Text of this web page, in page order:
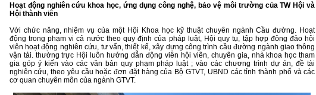
Hoạt động nghiên cứu khoa học, ứng dụng công nghệ, bảo vệ môi trường của TW Hội và
Hội thành viên
Với chức năng, nhiệm vụ của một Hội Khoa học kỹ thuật chuyên ngành Cầu đường. Hoạt
động trong phạm vi cả nước theo quy định của pháp luật, Hội quy tụ, tập hợp đông đảo hội
viên hoạt động nghiên cứu, tư vấn, thiết kế, xây dựng công trình cầu đường ngành giao thông
vận tải. thường trực Hội luôn hướng dẫn động viên hội viên, chuyên gia, nhà khoa học tham
gia góp ý kiến vào các văn bản quy phạm pháp luật ; vào các chương trình dự án, đề tài
nghiên cứu, theo yêu cầu hoặc đơn đặt hàng của Bộ GTVT, UBND các tỉnh thành phố và các
cơ quan chuyên môn của ngành GTVT.